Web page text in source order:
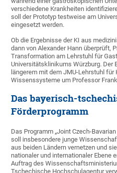
verschiedene Krankheiten
soll der Prototyp testweise am
eingesetzt werden.
Ob die Ergebnisse der KI aus
dann von Alexander Hann überprüft,
Transformation am Lehrstuhl für
Universitätsklinikums Würzburg. Der
längerem mit dem JMU-Lehrstuhl
Wissenssysteme um Professor
Das bayerisch-
Förderprogramm
Das Programm „Joint Czech-
soll insbesondere junge
aus beiden Ländern vernetzen und
nationaler und internationaler Ebene
Auftrag des
Tschechische Hochschulagentur